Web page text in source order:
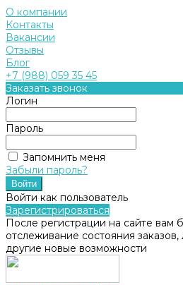
О компании
Контакты
Вакансии
Отзывы
Блог
+7 (988) 059 35 45
Заказать звонок
Логин
Пароль
Запомнить меня
Забыли пароль?
Войти как пользователь
Зарегистрироваться
После регистрации на сайте вам
отслеживание состояния
другие новые возможности